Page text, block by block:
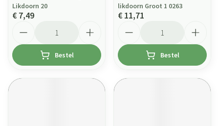
Likdoorn 20
€ 7,49
Bestel
likdoorn Groot 1 0263
€ 11,71
Bestel